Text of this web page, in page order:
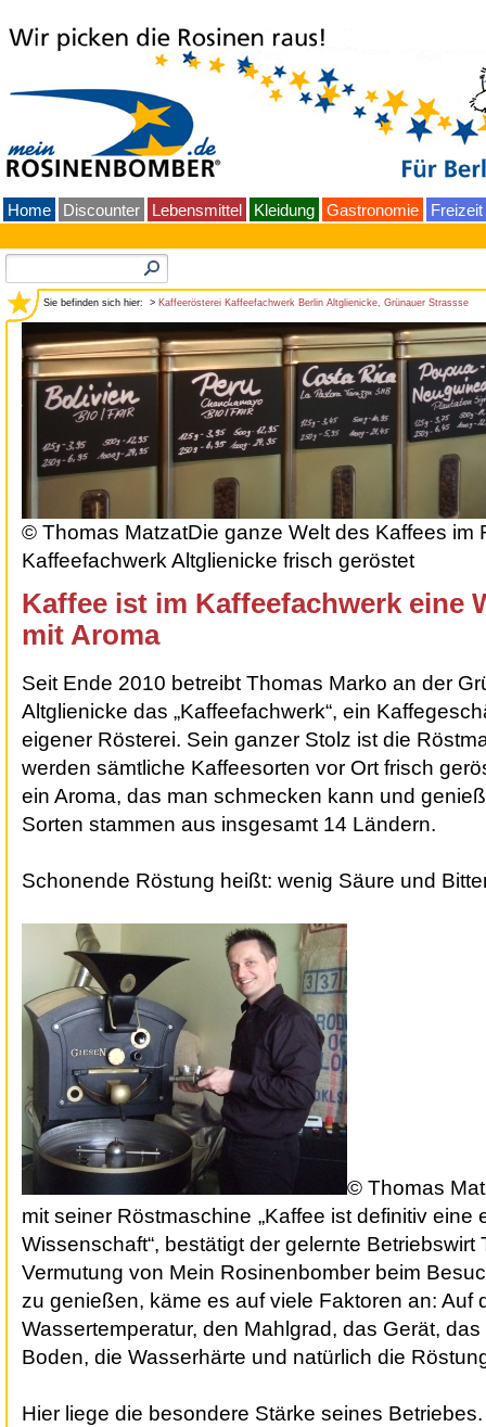
Home Discounter Lebensmittel Kleidung Gastronomie Freizeit
Sie befinden sich hier: > Kaffeerösterei Kaffeefachwerk Berlin Altglienicke, Grünauer Strassse
© Thomas MatzatDie ganze Welt des Kaffees im
Kaffeefachwerk Altglienicke frisch geröstet
Kaffee ist im Kaffeefachwerk eine
mit Aroma
Seit Ende 2010 betreibt Thomas Marko an der
Altglienicke das „Kaffeefachwerk“, ein
eigener Rösterei. Sein ganzer Stolz ist die
werden sämtliche Kaffeesorten vor Ort frisch
ein Aroma, das man schmecken kann und
Sorten stammen aus insgesamt 14 Ländern.
Schonende Röstung heißt: wenig Säure und
© Thomas
mit seiner Röstmaschine „Kaffee ist definitiv eine
Wissenschaft“, bestätigt der gelernte Betriebswirt
Vermutung von Mein Rosinenbomber beim
zu genießen, käme es auf viele Faktoren an: Auf
Wassertemperatur, den Mahlgrad, das Gerät,
Boden, die Wasserhärte und natürlich die
Hier liege die besondere Stärke seines